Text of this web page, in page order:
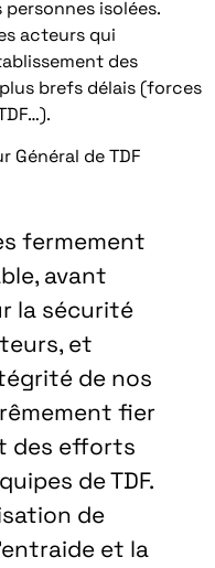
isolées.
acteurs qui
des
brefs délais (forces
Général de TDF
fermement
avant
la sécurité
et
de nos
fier
des efforts
de TDF.
de
et la